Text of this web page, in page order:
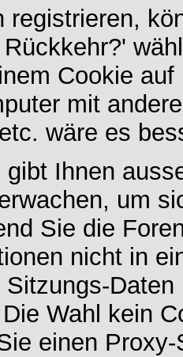
registrieren,
Cookie
mit
wäre es
gibt Ihnen
um
Sie die
nicht in
Sitzungs-
Wahl kein
einen